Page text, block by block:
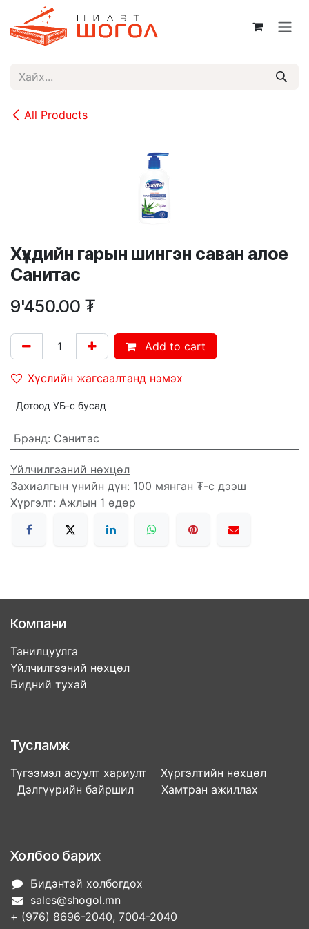
Skip to Content
All Products
Хүүхдийн гарын шингэн саван алое
Санитас
9'450.00 ₮
Add to cart
Хүслийн жагсаалтанд нэмэх
Дотоод УБ-с бусад
Брэнд: Санитас
Үйлчилгээний нөхцөл
Захиалгын үнийн дүн: 100 мянган ₮-с дээш
Хүргэлт: Ажлын 1 өдөр
Компани
Танилцуулга
Үйлчилгээний нөхцөл
Бидний тухай
Тусламж
Түгээмэл асуулт хариулт Хүргэлтийн нөхцөл
Дэлгүүрийн байршил Хамтран ажиллах
Холбоо барих
Бидэнтэй холбогдох
sales@shogol.mn
+ (976) 8696-2040, 7004-2040